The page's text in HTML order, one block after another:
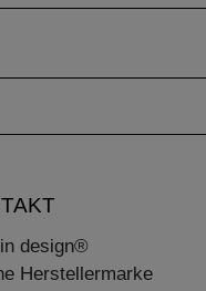
design®
Herstellermarke